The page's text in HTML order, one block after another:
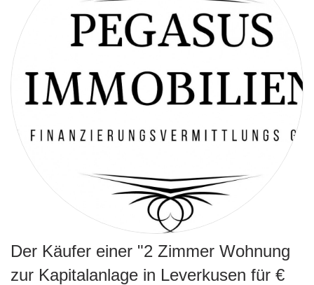
Der Käufer einer "2 Zimmer Wohnung
zur Kapitalanlage in Leverkusen für €